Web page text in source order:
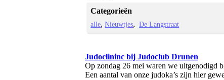
Categorieën
alle Nieuwtjes De Langstraat
Judoclininc bij Judoclub Drunen
Op zondag 26 mei waren we uitgenodigd
Een aantal van onze judoka’s zijn hier